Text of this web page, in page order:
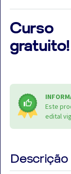
AO
VIVO
GRATUITAS!
Curso
gratuito!
Este
edital
Descrição